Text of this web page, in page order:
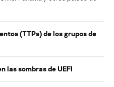
(TTPs) de los grupos de
las sombras de UEFI